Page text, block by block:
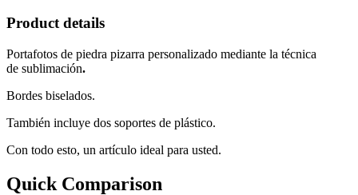
Product details
Portafotos de piedra pizarra personalizado mediante la técnica
de sublimación.
Bordes biselados.
También incluye dos soportes de plástico.
Con todo esto, un artículo ideal para usted.
Quick Comparison